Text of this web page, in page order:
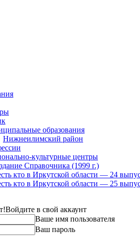
образования
Нижнеилимский район
культурные центры
Справочника (1999 г.)
кто в Иркутской области — 24
кто в Иркутской области — 25
Войдите в свой аккаунт
Ваше имя пользователя
Ваш пароль